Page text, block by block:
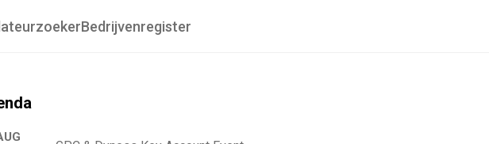
Bedrijvenregister